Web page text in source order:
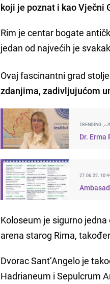
koji je poznat i kao Vječni
Rim je centar bogate
jedan od najvećih je
Ovaj fascinantni grad
zdanjima, zadivljujućom
TRENDING
Dr.
27.06.22.
Koloseum je sigurno
arena starog Rima,
Dvorac Sant’Angelo je
Hadrianeum i Sepulcrum